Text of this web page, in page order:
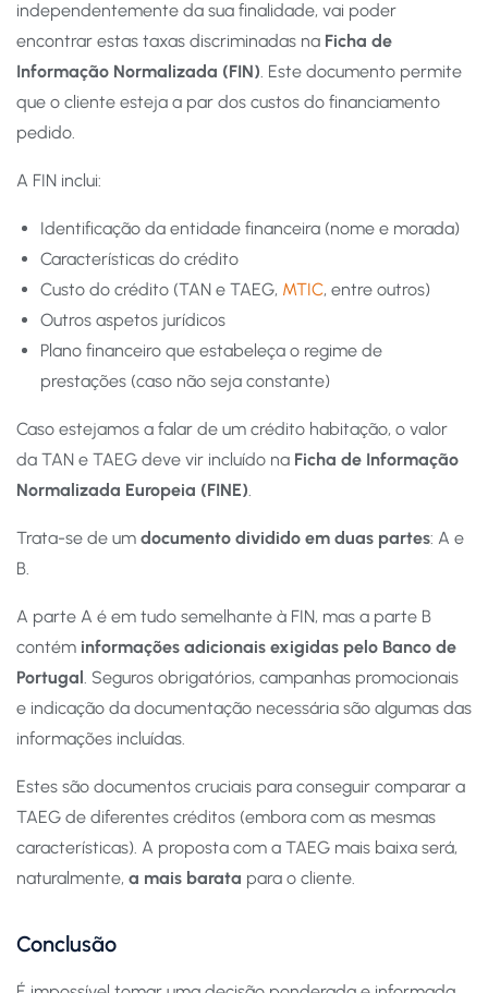
independentemente da sua finalidade, vai poder
encontrar estas taxas discriminadas na Ficha de
Informação Normalizada (FIN). Este documento permite
que o cliente esteja a par dos custos do financiamento
pedido.
A FIN inclui:
Identificação da entidade financeira (nome e morada)
Características do crédito
Custo do crédito (TAN e TAEG, MTIC, entre outros)
Outros aspetos jurídicos
Plano financeiro que estabeleça o regime de
prestações (caso não seja constante)
Caso estejamos a falar de um crédito habitação, o valor
da TAN e TAEG deve vir incluído na Ficha de Informação
Normalizada Europeia (FINE).
Trata-se de um documento dividido em duas partes: A e
B.
A parte A é em tudo semelhante à FIN, mas a parte B
contém informações adicionais exigidas pelo Banco de
Portugal. Seguros obrigatórios, campanhas promocionais
e indicação da documentação necessária são algumas das
informações incluídas.
Estes são documentos cruciais para conseguir comparar a
TAEG de diferentes créditos (embora com as mesmas
características). A proposta com a TAEG mais baixa será,
naturalmente, a mais barata para o cliente.
Conclusão